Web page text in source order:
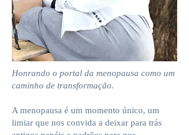
Honrando o portal da menopausa como um
caminho de transformação.
A menopausa é um momento único, um
limiar que nos convida a deixar para trás